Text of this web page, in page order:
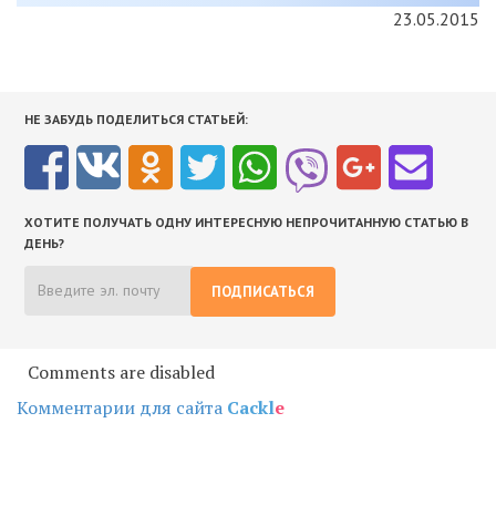
23.05.2015
НЕ ЗАБУДЬ ПОДЕЛИТЬСЯ СТАТЬЕЙ:
ХОТИТЕ ПОЛУЧАТЬ ОДНУ ИНТЕРЕСНУЮ НЕПРОЧИТАННУЮ СТАТЬЮ В
ДЕНЬ?
ПОДПИСАТЬСЯ
Comments are disabled
Комментарии для сайта Cackle